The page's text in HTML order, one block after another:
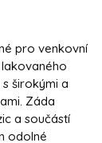
pro venkovní
širokými a
Záda
a součástí
odolné